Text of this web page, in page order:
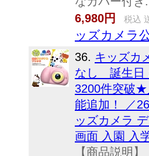
6,980円
税込
ッズカメラ
36. キッズカ
なし 誕生日
3200件突破★
能追加！ ／
ッズカメラ
画面 入園 入
【商品説明